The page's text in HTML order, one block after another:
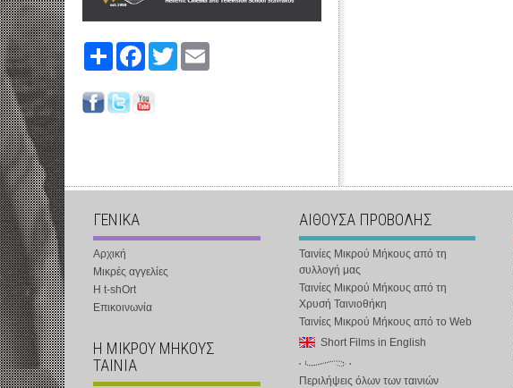
Share FacebookTwitter
ΓΕΝΙΚΑ
Αρχική
Μικρές αγγελίες
Η t-shOrt
Επικοινωνία
Η ΜΙΚΡΟΥ ΜΗΚΟΥΣ
ΤΑΙΝΙΑ
ΑΙΘΟΥΣΑ ΠΡΟΒΟΛΗΣ
Ταινίες Μικρού Μήκους από τη
συλλογή μας
Ταινίες Μικρού Μήκους από τη
Χρυσή Ταινιοθήκη
Ταινίες Μικρού Μήκους από το Web
Short Films in English
Περιλήψεις όλων των ταινιών